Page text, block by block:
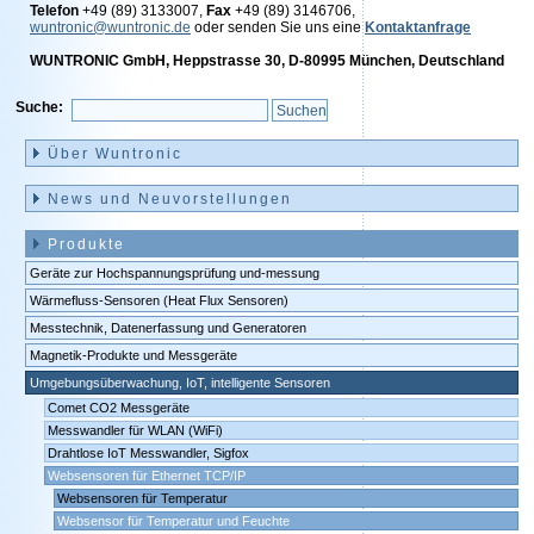
Telefon +49 (89) 3133007, Fax +49 (89) 3146706,
wuntronic@wuntronic.de oder senden Sie uns eine Kontaktanfrage
WUNTRONIC GmbH, Heppstrasse 30, D-80995 München, Deutschland
Suche:
überspringen
Über Wuntronic
News und Neuvorstellungen
Produkte
Geräte zur Hochspannungsprüfung und-messung
Wärmefluss-Sensoren (Heat Flux Sensoren)
Messtechnik, Datenerfassung und Generatoren
Magnetik-Produkte und Messgeräte
Umgebungsüberwachung, IoT, intelligente Sensoren
Comet CO2 Messgeräte
Messwandler für WLAN (WiFi)
Drahtlose IoT Messwandler, Sigfox
Websensoren für Ethernet TCP/IP
Websensoren für Temperatur
Websensor für Temperatur und Feuchte